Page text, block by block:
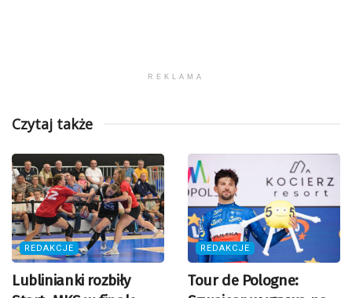
REKLAMA
Czytaj także
REDAKCJE
Lublinianki rozbiły
REDAKCJE
Tour de Pologne: